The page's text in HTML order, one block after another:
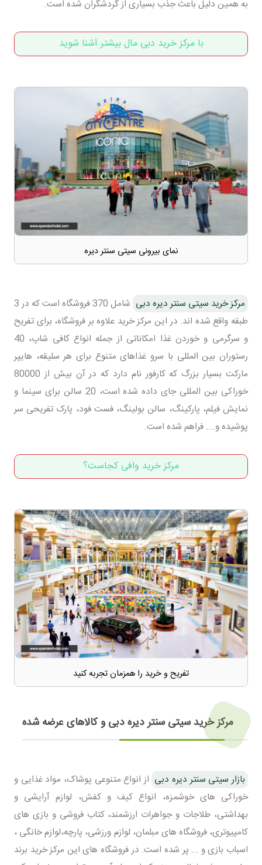
به همین دلیل باعث جذب بسیاری از گردشگران شده است.
با مرکز خرید دبی مال بیشتر آشنا شوید
نمای بیرونی سیتی سنتر دیره
مرکز خرید سیتی سنتر دیره دبی
شامل 370 فروشگاه است که در 3
طبقه واقع شده اند. در این مرکز خرید علاوه بر فروشگاه، برای تفریح
و سرگرمی و خوردن غذا امکاناتی از جمله انواع کافی شاپ، 40
رستوران بین المللی با سرو غذاهای متنوع برای هر سلیقه، هایپر
مارکت بسیار بزرگ که کارفور نام دارد که در آن بیش از 80000
خوراکی بین المللی جای داده شده است، 20 سالن برای سینما و
نمایش فیلم، پارکینگ، سالن بولینگ، فست فود، پارک تفریحی سر
پوشیده و.... فراهم شده است.
مرکز خرید وافی کجاست؟
تفریح و خرید را همزمان تجربه کنید
مرکز خرید سیتی سنتر دیره دبی و کالاهای عرضه شده
بازار سیتی سنتر دیره دبی از انواع متنوعی پوشاک، مواد غذایی و
خوراکی های خوشمزه، انواع کیف و کفش، لوازم آرایشی و
بهداشتی، طلاجات و جواهرات ارزشمند، کتاب فروشی و بازی های
کامپیوتری، فروشگاه های مبلمان، لوازم ورزشی، پارچه،لوازم خانگی ،
اسباب بازی و ... پر شده است. در فروشگاه های این مرکز خرید برند